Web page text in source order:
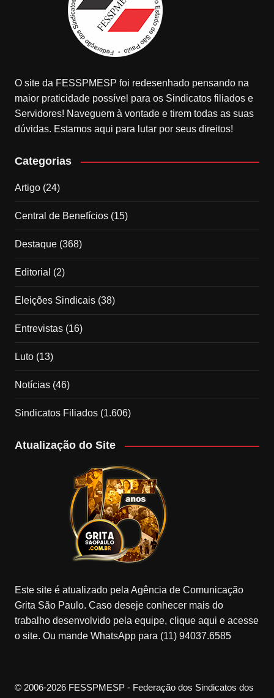
O site da FESSPMESP foi redesenhado pensando na
maior praticidade possível para os Sindicatos filiados e
Servidores! Naveguem à vontade e tirem todas as suas
dúvidas. Estamos aqui para lutar por seus direitos!
Categorias
Artigo(24)
Central de Benefícios(15)
Destaque(368)
Editorial (2)
Eleições Sindicais(38)
Entrevistas(16)
Luto(13)
Notícias(46)
Sindicatos Filiados(1.606)
Atualização do Site
Este site é atualizado pela Agência de Comunicação
Grita São Paulo. Caso deseje conhecer mais do
trabalho desenvolvido pela equipe, clique aqui e acesse
o site. Ou mande WhatsApp para (11) 94037.6585
© 2006-2026 FESSPMESP - Federação dos Sindicatos dos